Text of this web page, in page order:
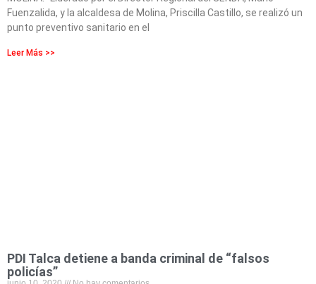
Fuenzalida, y la alcaldesa de Molina, Priscilla Castillo, se realizó un
punto preventivo sanitario en el
Leer Más >>
PDI Talca detiene a banda criminal de “falsos
policías”